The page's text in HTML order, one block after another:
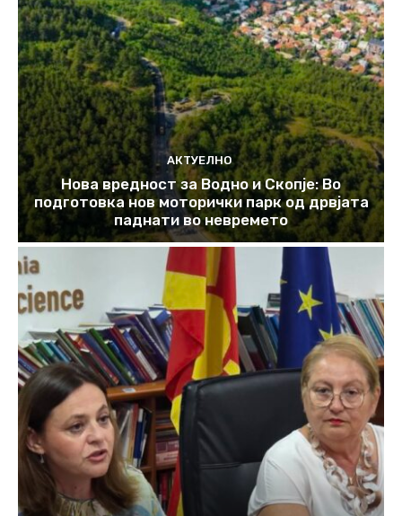
АКТУЕЛНО
Нова вредност за Водно и Скопје: Во
подготовка нов моторички парк од дрвјата
паднати во невремето